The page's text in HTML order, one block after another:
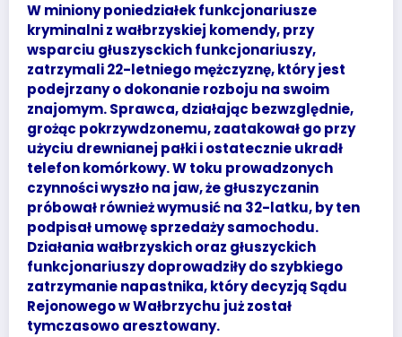
W miniony poniedziałek funkcjonariusze
kryminalni z wałbrzyskiej komendy, przy
wsparciu głuszysckich funkcjonariuszy,
zatrzymali 22-letniego mężczyznę, który jest
podejrzany o dokonanie rozboju na swoim
znajomym. Sprawca, działając bezwzględnie,
grożąc pokrzywdzonemu, zaatakował go przy
użyciu drewnianej pałki i ostatecznie ukradł
telefon komórkowy. W toku prowadzonych
czynności wyszło na jaw, że głuszyczanin
próbował również wymusić na 32-latku, by ten
podpisał umowę sprzedaży samochodu.
Działania wałbrzyskich oraz głuszyckich
funkcjonariuszy doprowadziły do szybkiego
zatrzymanie napastnika, który decyzją Sądu
Rejonowego w Wałbrzychu już został
tymczasowo aresztowany.